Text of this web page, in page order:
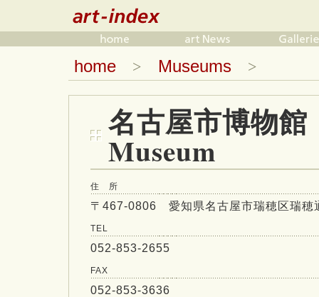
home > Museums >
名古屋市博物
Museum
住 所
〒467-0806 愛知県名古屋市瑞穂区瑞穂
TEL
052-853-2655
FAX
052-853-3636